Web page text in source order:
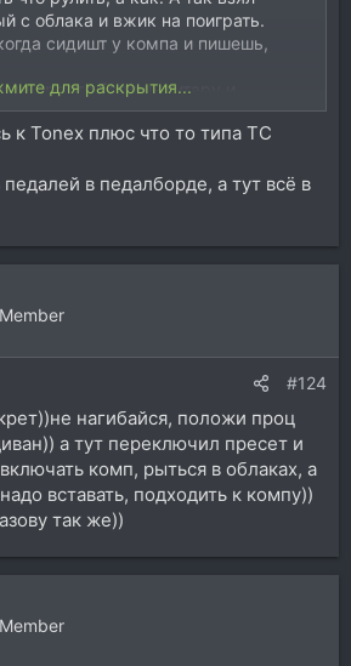
с облака и вжик на поиграть.
сидишт у компа и пишешь,
просто берешь гитару и
на диванчик. А комп в отключке
автономный отдых от этого
Но вот конкретно что с
Неудобно это все в моем
для раскрытия...
к Tonex плюс что то типа TC
в педалборде, а тут всё в
#124
нагибайся, положи проц
а тут переключил пресет и
комп, рыться в облаках, а
вставать, подходить к компу))
так же))